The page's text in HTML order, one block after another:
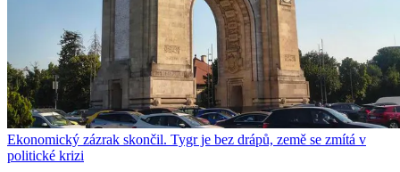
Ekonomický zázrak skončil. Tygr je bez drápů, země se zmítá v
politické krizi